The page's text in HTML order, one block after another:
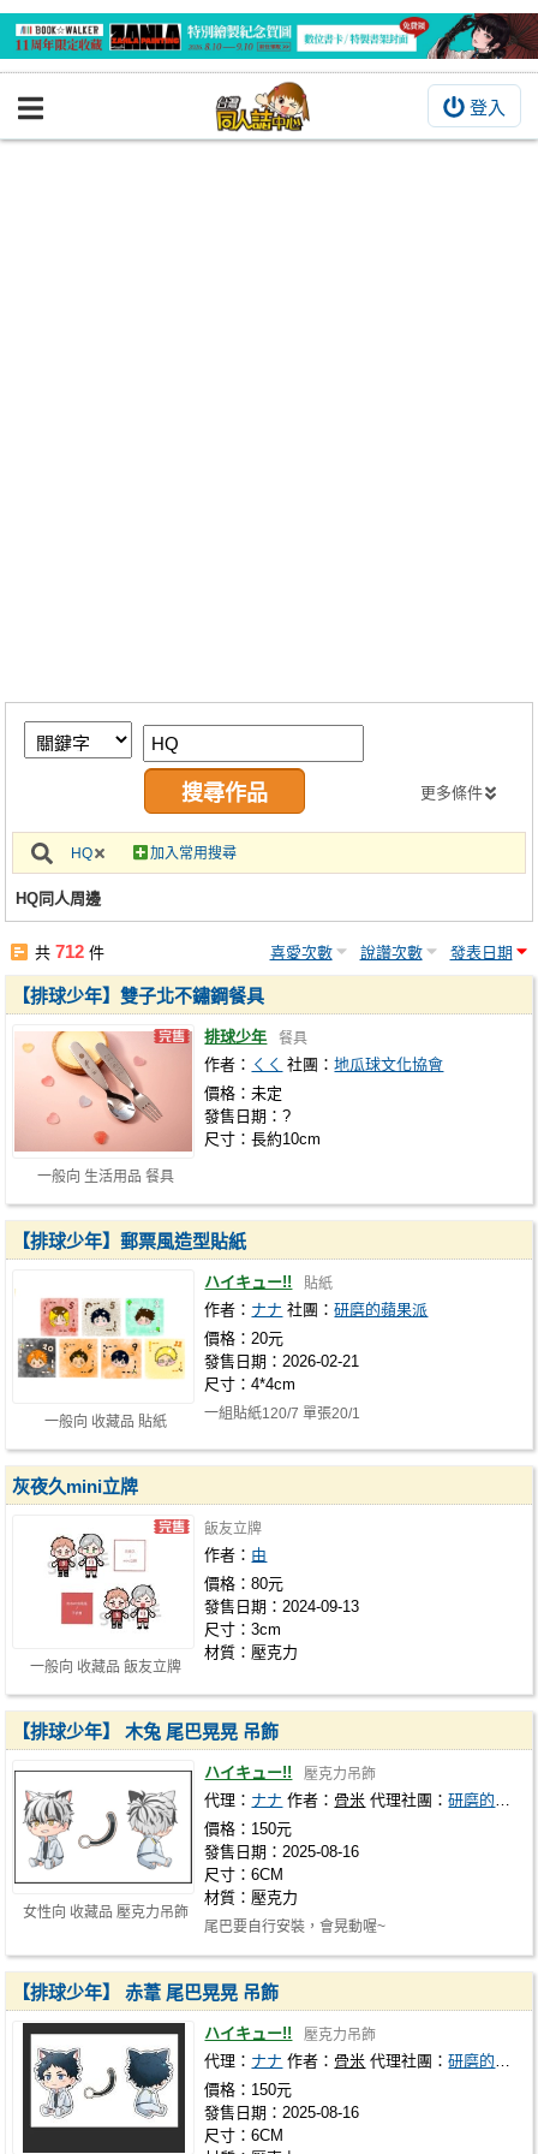
登入
BOOKY書集倉庫
繪圖藝廊
交流中心
攤位轉讓區
會員功能選單
註冊會員
更多條件
HQ 加入常用搜尋
HQ同人周邊
共712 件 喜愛次數 說讚次數 發表日期
一般向 生活用品 餐具
【排球少年】雙子北不鏽鋼餐具
排球少年 餐具
作者： ㄑㄑ 社團：地瓜球文化協會
價格：未定
發售日期：?
尺寸：長約10cm
一般向 收藏品 貼紙
【排球少年】郵票風造型貼紙
ハイキュー!! 貼紙
作者： ナナ 社團：研磨的蘋果派
價格：20元
發售日期：2026-02-21
尺寸：4*4cm
一組貼紙120/7 單張20/1
一般向 收藏品 飯友立牌
灰夜久mini立牌
飯友立牌
作者： 由
價格：80元
發售日期：2024-09-13
尺寸：3cm
材質：壓克力
女性向 收藏品 壓克力吊飾
【排球少年】 木兔 尾巴晃晃 吊飾
ハイキュー!! 壓克力吊飾
代理： ナナ 作者： 骨米 代理社團：研磨的蘋果派
價格：150元
發售日期：2025-08-16
尺寸：6CM
材質：壓克力
尾巴要自行安裝，會晃動喔~
【排球少年】 赤葦 尾巴晃晃 吊飾
ハイキュー!! 壓克力吊飾
代理： ナナ 作者： 骨米 代理社團：研磨的蘋果派
價格：150元
發售日期：2025-08-16
尺寸：6CM